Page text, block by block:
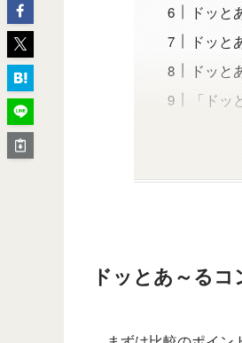
ドッと
ドッと
ドッと
「ド
ドッとあ～る